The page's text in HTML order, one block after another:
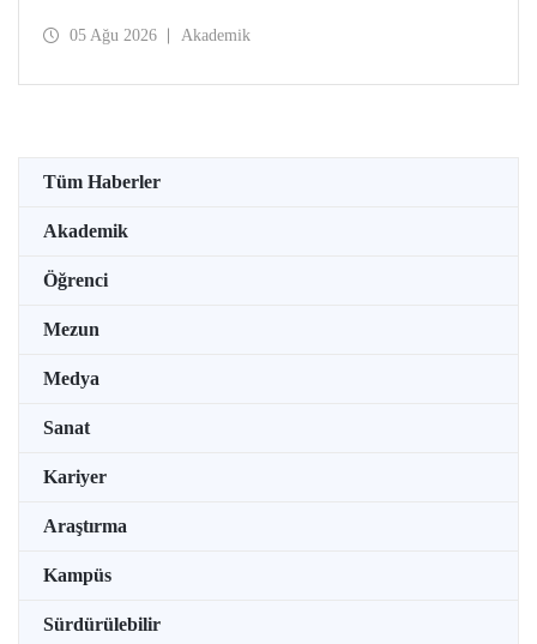
Koşullarına Bağlı Mikrolif Salımı: Aşınma, UV Maruziyeti
05 Ağu 2026 Akademik
Tüm Haberler
Akademik
Öğrenci
Mezun
Medya
Sanat
Kariyer
Araştırma
Kampüs
Sürdürülebilir